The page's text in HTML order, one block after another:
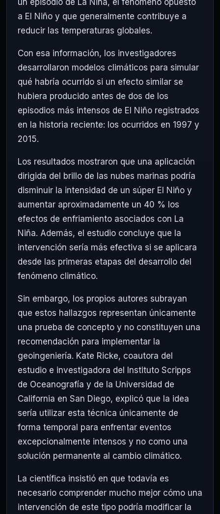
a El Niño y que generalmente contribuye a
reducir las temperaturas globales.
Con esa información, los investigadores
desarrollaron modelos climáticos para simular
qué habría ocurrido si un efecto similar se
hubiera producido antes de dos de los
episodios más intensos de El Niño registrados
en la historia reciente: los ocurridos en 1997 y
2015.
Los resultados mostraron que una aplicación
dirigida del brillo de las nubes marinas podría
disminuir la intensidad de un súper El Niño y
aumentar aproximadamente un 40 % los
efectos de enfriamiento asociados con La
Niña. Además, el estudio concluye que la
intervención sería más efectiva si se aplicara
desde las primeras etapas del desarrollo del
fenómeno climático.
Sin embargo, los propios autores subrayan
que estos hallazgos representan únicamente
una prueba de concepto y no constituyen una
recomendación para implementar la
geoingeniería. Kate Ricke, coautora del
estudio e investigadora del Instituto Scripps
de Oceanografía y de la Universidad de
California en San Diego, explicó que la idea
sería utilizar esta técnica únicamente de
forma temporal para enfrentar eventos
excepcionalmente intensos y no como una
solución permanente al cambio climático.
La científica insistió en que todavía es
necesario comprender mucho mejor cómo una
intervención de este tipo podría modificar la